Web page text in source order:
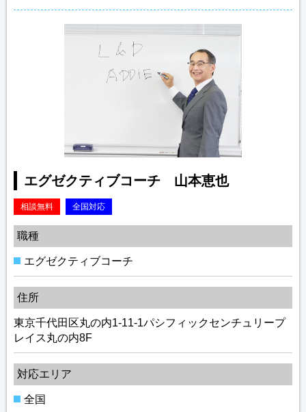
エグゼクティブコーチ 山本恵也
相談無料 全国対応
職種
エグゼクティブコーチ
住所
東京千代田区丸の内1-11-1パシフィックセンチュリープ
レイス丸の内8F
対応エリア
全国